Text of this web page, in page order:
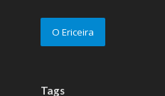
O Ericeira
Tags